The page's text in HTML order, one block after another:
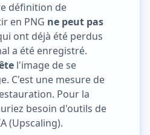
définition de
en PNG ne peut pas
ont déjà été perdus
a été enregistré.
l'image de se
C'est une mesure de
Pour la
besoin d'outils de
(Upscaling).